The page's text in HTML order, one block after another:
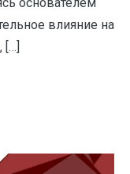
основателем
влияние на